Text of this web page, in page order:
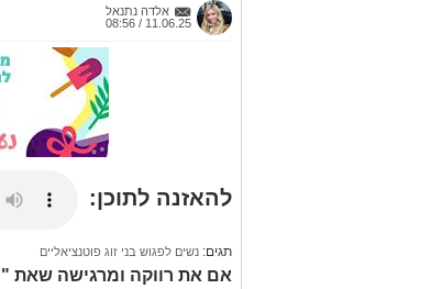
אלדה נתנאל
11.06.25 / 08:56
להאזנה לתוכן:
תגים: נשים לפגוש בני זוג פוטנציאליים
אם את רווקה ומרגישה שאת